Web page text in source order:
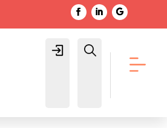
Login Buscar